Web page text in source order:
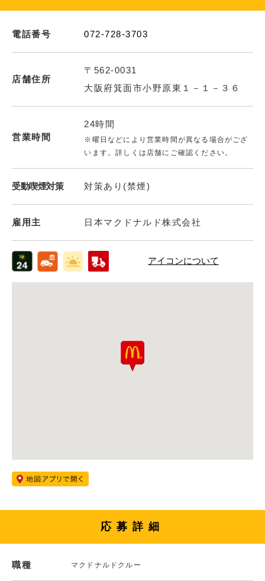
電話番号 072-728-3703
店舗住所
〒562-0031
大阪府箕面市小野原東１－１－３６
営業時間
24時間
※曜日などにより営業時間が異なる場合がござ
います。詳しくは店舗にご確認ください。
受動喫煙対策 対策あり(禁煙)
雇用主 日本マクドナルド株式会社
アイコンについて
応募詳細
職種 マクドナルドクルー